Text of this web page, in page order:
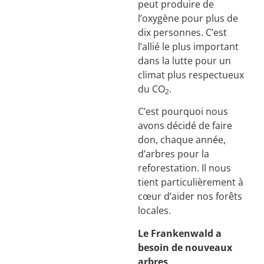
peut produire de
l’oxygène pour plus de
dix personnes. C’est
l’allié le plus important
dans la lutte pour un
climat plus respectueux
du CO2.
C’est pourquoi nous
avons décidé de faire
don, chaque année,
d’arbres pour la
reforestation. Il nous
tient particulièrement à
cœur d’aider nos forêts
locales.
Le Frankenwald a
besoin de nouveaux
arbres